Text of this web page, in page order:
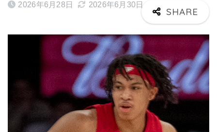
2026年6月28日 2026年6月30日